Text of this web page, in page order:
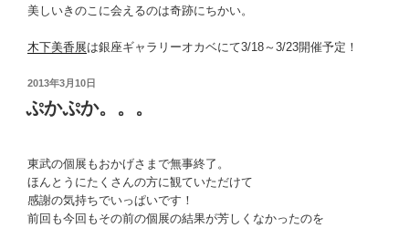
美しいきのこに会えるのは奇跡にちかい。
木下美香展は銀座ギャラリーオカベにて3/18～3/23開催予定！
投
稿
日:
2013年3月10日
ぷかぷか。。。
東武の個展もおかげさまで無事終了。
ほんとうにたくさんの方に観ていただけて
感謝の気持ちでいっぱいです！
前回も今回もその前の個展の結果が芳しくなかったのを